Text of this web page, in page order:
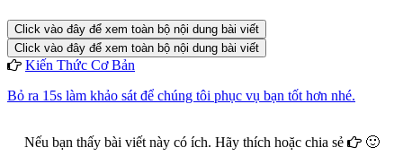
Click vào đây để xem toàn bộ nội dung bài viết
Click vào đây để xem toàn bộ nội dung bài viết
Kiến Thức Cơ Bản
Bỏ ra 15s làm khảo sát để chúng tôi phục vụ bạn tốt hơn nhé.
Nếu bạn thấy bài viết này có ích. Hãy thích hoặc chia sẻ
🙂